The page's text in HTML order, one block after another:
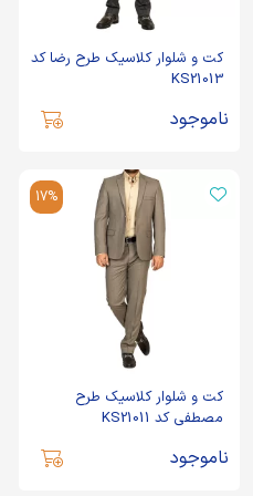
کت و شلوار کلاسیک طرح رضا کد
KS21013
ناموجود
17%
کت و شلوار کلاسیک طرح
مصطفی کد KS21011
ناموجود